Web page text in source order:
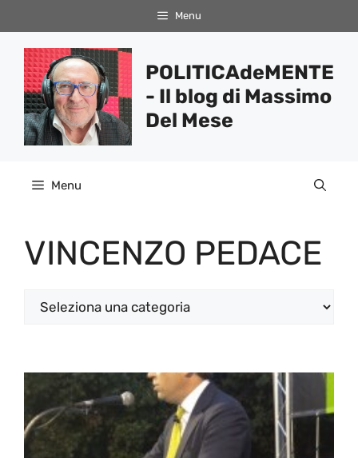
al
contenuto
Menu
POLITICAdeMENTE
- Il blog di Massimo
Del Mese
Menu
VINCENZO PEDACE
Categorie